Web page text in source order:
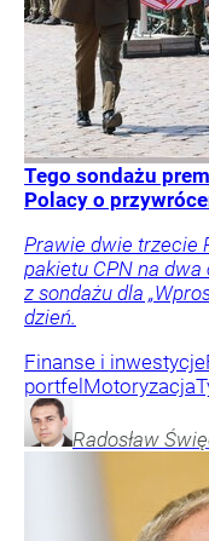
Tego sondażu
Polacy o
Prawie dwie trzecie
pakietu CPN na
z sondażu dla
dzień.
Finanse i inwestycje
portfelMotoryzacja
Radosław